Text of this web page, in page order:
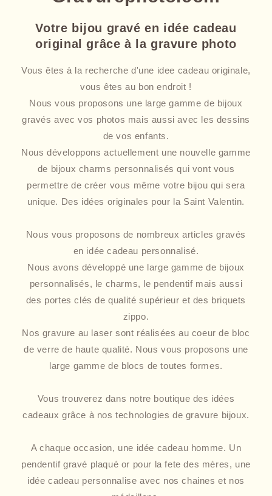
Votre bijou gravé en idée cadeau
original grâce à la gravure photo
Vous êtes à la recherche d'une idee cadeau originale,
vous êtes au bon endroit !
Nous vous proposons une large gamme de bijoux
gravés avec vos photos mais aussi avec les dessins
de vos enfants.
Nous développons actuellement une nouvelle gamme
de bijoux charms personnalisés qui vont vous
permettre de créer vous même votre bijou qui sera
unique. Des idées originales pour la Saint Valentin.
Nous vous proposons de nombreux articles gravés
en idée cadeau personnalisé.
Nous avons développé une large gamme de bijoux
personnalisés, le charms, le pendentif mais aussi
des portes clés de qualité supérieur et des briquets
zippo.
Nos gravure au laser sont réalisées au coeur de bloc
de verre de haute qualité. Nous vous proposons une
large gamme de blocs de toutes formes.
Vous trouverez dans notre boutique des idées
cadeaux grâce à nos technologies de gravure bijoux.
A chaque occasion, une idée cadeau homme. Un
pendentif gravé plaqué or pour la fete des mères, une
idée cadeau personnalise avec nos chaines et nos